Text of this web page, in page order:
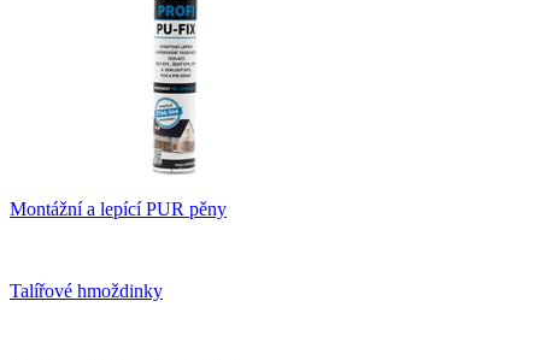
Montážní a lepící PUR pěny
Talířové hmoždinky